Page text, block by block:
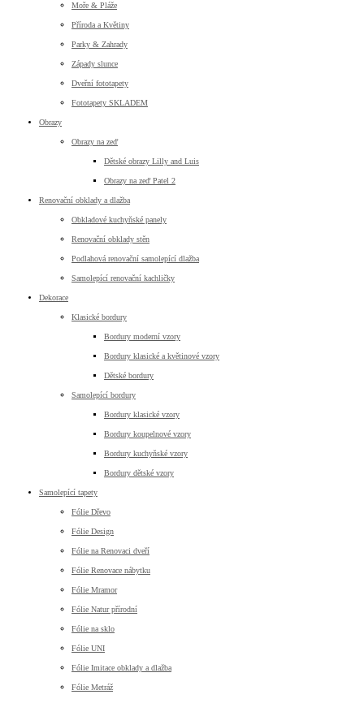
Moře & Pláže
Příroda a Květiny
Parky & Zahrady
Západy slunce
Dveřní fototapety
Fototapety SKLADEM
Obrazy
Obrazy na zeď
Dětské obrazy Lilly and Luis
Obrazy na zeď Patel 2
Renovační obklady a dlažba
Obkladové kuchyňské panely
Renovační obklady stěn
Podlahová renovační samolepící dlažba
Samolepící renovační kachličky
Dekorace
Klasické bordury
Bordury moderní vzory
Bordury klasické a květinové vzory
Dětské bordury
Samolepící bordury
Bordury klasické vzory
Bordury koupelnové vzory
Bordury kuchyňské vzory
Bordury dětské vzory
Samolepící tapety
Fólie Dřevo
Fólie Design
Fólie na Renovaci dveří
Fólie Renovace nábytku
Fólie Mramor
Fólie Natur přírodní
Fólie na sklo
Fólie UNI
Fólie Imitace obklady a dlažba
Fólie Metráž